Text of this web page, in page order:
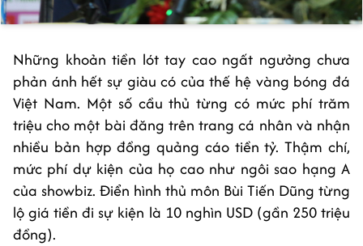
Những khoản tiền lót tay cao ngất ngưởng chưa
phản ánh hết sự giàu có của thế hệ vàng bóng đá
Việt Nam. Một số cầu thủ từng có mức phí trăm
triệu cho một bài đăng trên trang cá nhân và nhận
nhiều bản hợp đồng quảng cáo tiền tỷ. Thậm chí,
mức phí dự kiện của họ cao như ngôi sao hạng A
của showbiz. Điển hình thủ môn Bùi Tiến Dũng từng
lộ giá tiền đi sự kiện là 10 nghìn USD (gần 250 triệu
đồng).